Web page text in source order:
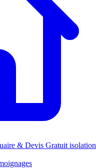
& Devis Gratuit isolation